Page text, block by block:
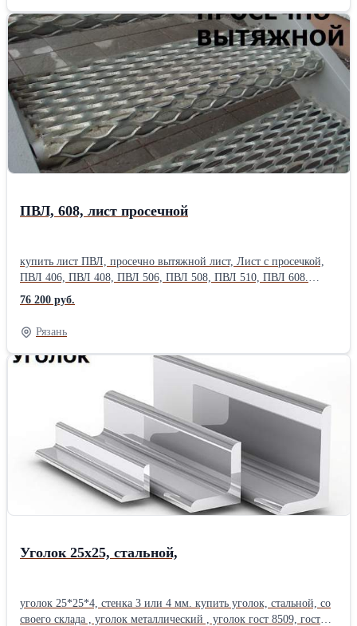
50Б, 55Б, 60Б, 70Б. Широкополочный двутавр: балка 20Ш, 25Ш,
30Ш, 35Ш, 40Ш, 45Ш, 50Ш, 60Ш, 70Ш, 80Ш, 90Ш, 100Ш.
Двутавр колонный: балка 20К, 25К, 30К, 35К, 40К .балка
монорельсовая: 24М, 30М, 36М, 45М. Производство сварных
конструкций (балка двутавровая сварная) больших
сечений. Сертификат. Есть склады в 38 городах России. Металл
можно купить сегодня , в розницу, от 1 штуки. Возможна
доставка по области.Производитель: ЕВРАЗ НТМК Способ
производства: Горячекатаный Марка металла: Ст 3пс/сп
Материал: Стальной Страна-производитель: Россия
ПВЛ, 608, лист просечной
купить лист ПВЛ, просечно вытяжной лист, Лист с просечкой,
ПВЛ 406, ПВЛ 408, ПВЛ 506, ПВЛ 508, ПВЛ 510, ПВЛ 608.
Вытяжной лист, от производителя, компании АО Металлоторг,
отличается высоким качеством изготовления, хорошей ценой и
постоянным наличием на наших складах. Просечно вытяжной,
это металлический лист, в котором методом просечки с
последующей вытяжкой, выдавливаются отверстия заданной
формы. Такой способ изготовления обеспечивает оптимальное
соотношение веса и прочности изделия, и позволяет снизить
массу просечно-вытяжного листа в среднем на 80%. ПВЛ
прорезается и вытягивается из: - горячекатаной стали толщиной
4 – 6 мм; Благодаря решетчатой структуре ПВЛ имеет
способность самоочищаться от любых загрязнений вроде снега
или песка, от сезонной грязи. ПВЛ широко используют в
строительстве для производства настилов, лестничных ступеней
и площадок, при возведении заборов.Производитель: АО Hydro-
Vacuum
76 200 руб.
Рязань
Уголок 25х25, стальной,
уголок 25*25*4, стенка 3 или 4 мм. купить уголок, стальной, со
своего склада , уголок металлический , уголок гост 8509, гост